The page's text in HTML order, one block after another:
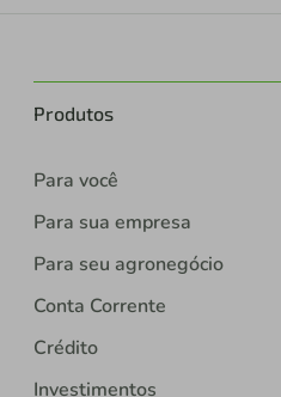
Produtos
Para você
Para sua empresa
Para seu agronegócio
Conta Corrente
Crédito
Investimentos